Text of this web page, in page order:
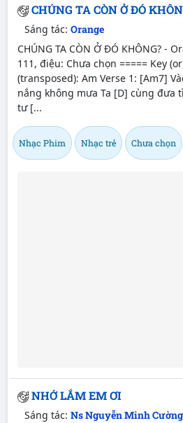
CHÚNG TA CÒN Ở ĐÓ
Sáng tác: Orange
CHÚNG TA CÒN Ở ĐÓ KHÔNG? -
111, điệu: Chưa chọn ===== Key
(transposed): Am Verse 1: [Am7]
nắng không mưa Ta [D] cùng đưa
tư [...
Nhạc Phim Nhạc trẻ Chưa chọn
NHỚ LẮM EM ƠI
Sáng tác: Ns Nguyễn Minh Cường